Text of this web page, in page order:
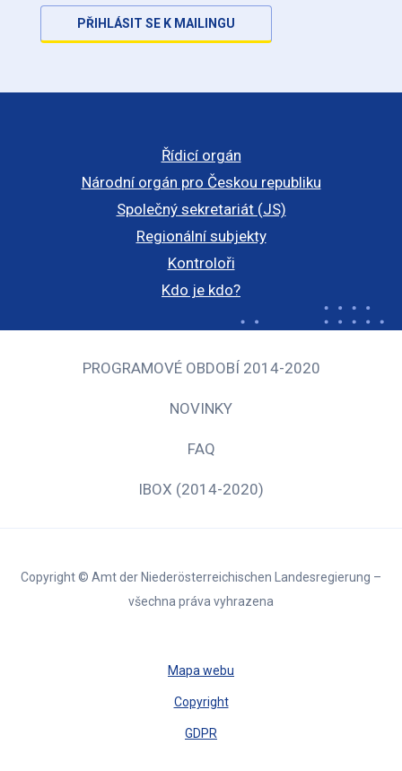
PŘIHLÁSIT SE K MAILINGU
Řídicí orgán
Národní orgán pro Českou republiku
Společný sekretariát (JS)
Regionální subjekty
Kontroloři
Kdo je kdo?
PROGRAMOVÉ OBDOBÍ 2014-2020
NOVINKY
FAQ
IBOX (2014-2020)
Copyright © Amt der Niederösterreichischen Landesregierung –
všechna práva vyhrazena
Mapa webu
Copyright
GDPR